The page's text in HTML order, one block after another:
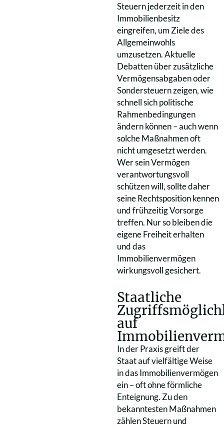
Steuern jederzeit in den
Immobilienbesitz
eingreifen, um Ziele des
Allgemeinwohls
umzusetzen. Aktuelle
Debatten über zusätzliche
Vermögensabgaben oder
Sondersteuern zeigen, wie
schnell sich politische
Rahmenbedingungen
ändern können – auch wenn
solche Maßnahmen oft
nicht umgesetzt werden.
Wer sein Vermögen
verantwortungsvoll
schützen will, sollte daher
seine Rechtsposition kennen
und frühzeitig Vorsorge
treffen. Nur so bleiben die
eigene Freiheit erhalten
und das
Immobilienvermögen
wirkungsvoll gesichert.
Staatliche
auf
In der Praxis greift der
Staat auf vielfältige Weise
in das Immobilienvermögen
ein – oft ohne förmliche
Enteignung. Zu den
bekanntesten Maßnahmen
zählen Steuern und